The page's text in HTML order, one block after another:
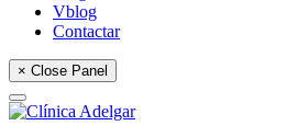
Vblog
Contactar
× Close Panel